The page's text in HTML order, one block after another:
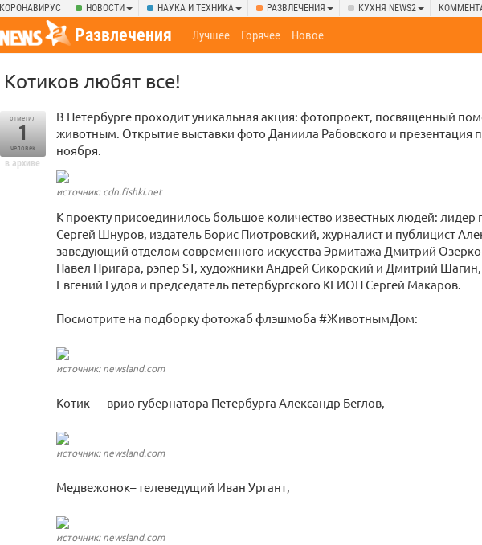
КОРОНАВИРУС НОВОСТИ НАУКА И ТЕХНИКА РАЗВЛЕЧЕНИЯ КУХНЯ NEWS2
Развлечения Лучшее Горячее Новое
Котиков любят все!
отметил
1
человек
в архиве
В Петербурге проходит уникальная акция: фотопроект, посвященный
животным. Открытие выставки фото Даниила Рабовского и презентация
ноября.
источник: cdn.fishki.net
К проекту присоединилось большое количество известных людей: лидер
Сергей Шнуров, издатель Борис Пиотровский, журналист и публицист
заведующий отделом современного искусства Эрмитажа Дмитрий
Павел Пригара, рэпер ST, художники Андрей Сикорский и Дмитрий
Евгений Гудов и председатель петербургского КГИОП Сергей Макаров.
Посмотрите на подборку фотожаб флэшмоба #ЖивотнымДом:
источник: newsland.com
Котик — врио губернатора Петербурга Александр Беглов,
источник: newsland.com
Медвежонок– телеведущий Иван Ургант,
источник: newsland.com